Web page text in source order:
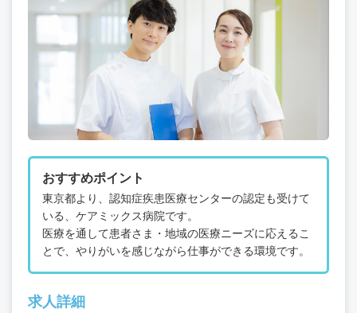
おすすめポイント
東京都より、認知症疾患医療センターの認定も受けて
いる、ケアミックス病院です。
医療を通して患者さま・地域の医療ニーズに応えるこ
とで、やりがいを感じながら仕事ができる環境です。
求人詳細